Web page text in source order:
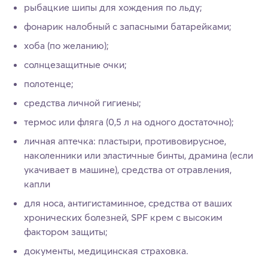
рыбацкие шипы для хождения по льду;
фонарик налобный с запасными батарейками;
хоба (по желанию);
солнцезащитные очки;
полотенце;
средства личной гигиены;
термос или фляга (0,5 л на одного достаточно);
личная аптечка: пластыри, противовирусное,
наколенники или эластичные бинты, драмина (если
укачивает в машине), средства от отравления,
капли
для носа, антигистаминное, средства от ваших
хронических болезней, SPF крем с высоким
фактором защиты;
документы, медицинская страховка.